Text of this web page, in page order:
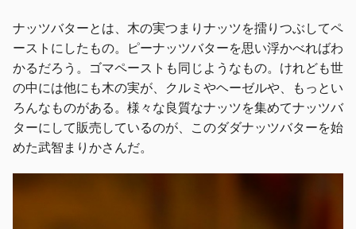
ナッツバターとは、木の実つまりナッツを擂りつぶしてペ
ーストにしたもの。ピーナッツバターを思い浮かべればわ
かるだろう。ゴマペーストも同じようなもの。けれども世
の中には他にも木の実が、クルミやヘーゼルや、もっとい
ろんなものがある。様々な良質なナッツを集めてナッツバ
ターにして販売しているのが、このダダナッツバターを始
めた武智まりかさんだ。